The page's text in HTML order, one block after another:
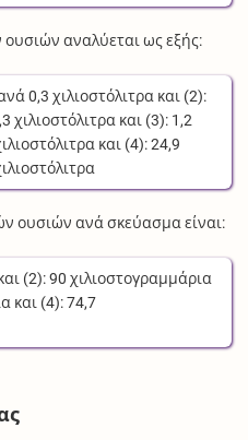
αναλύεται ως εξής:
0,3 χιλιοστόλιτρα και (2):
χιλιοστόλιτρα και (3): 1,2
και (4):24,9
ουσιών ανά σκεύασμα είναι:
(2):90 χιλιοστογραμμάρια
και (4):74,7